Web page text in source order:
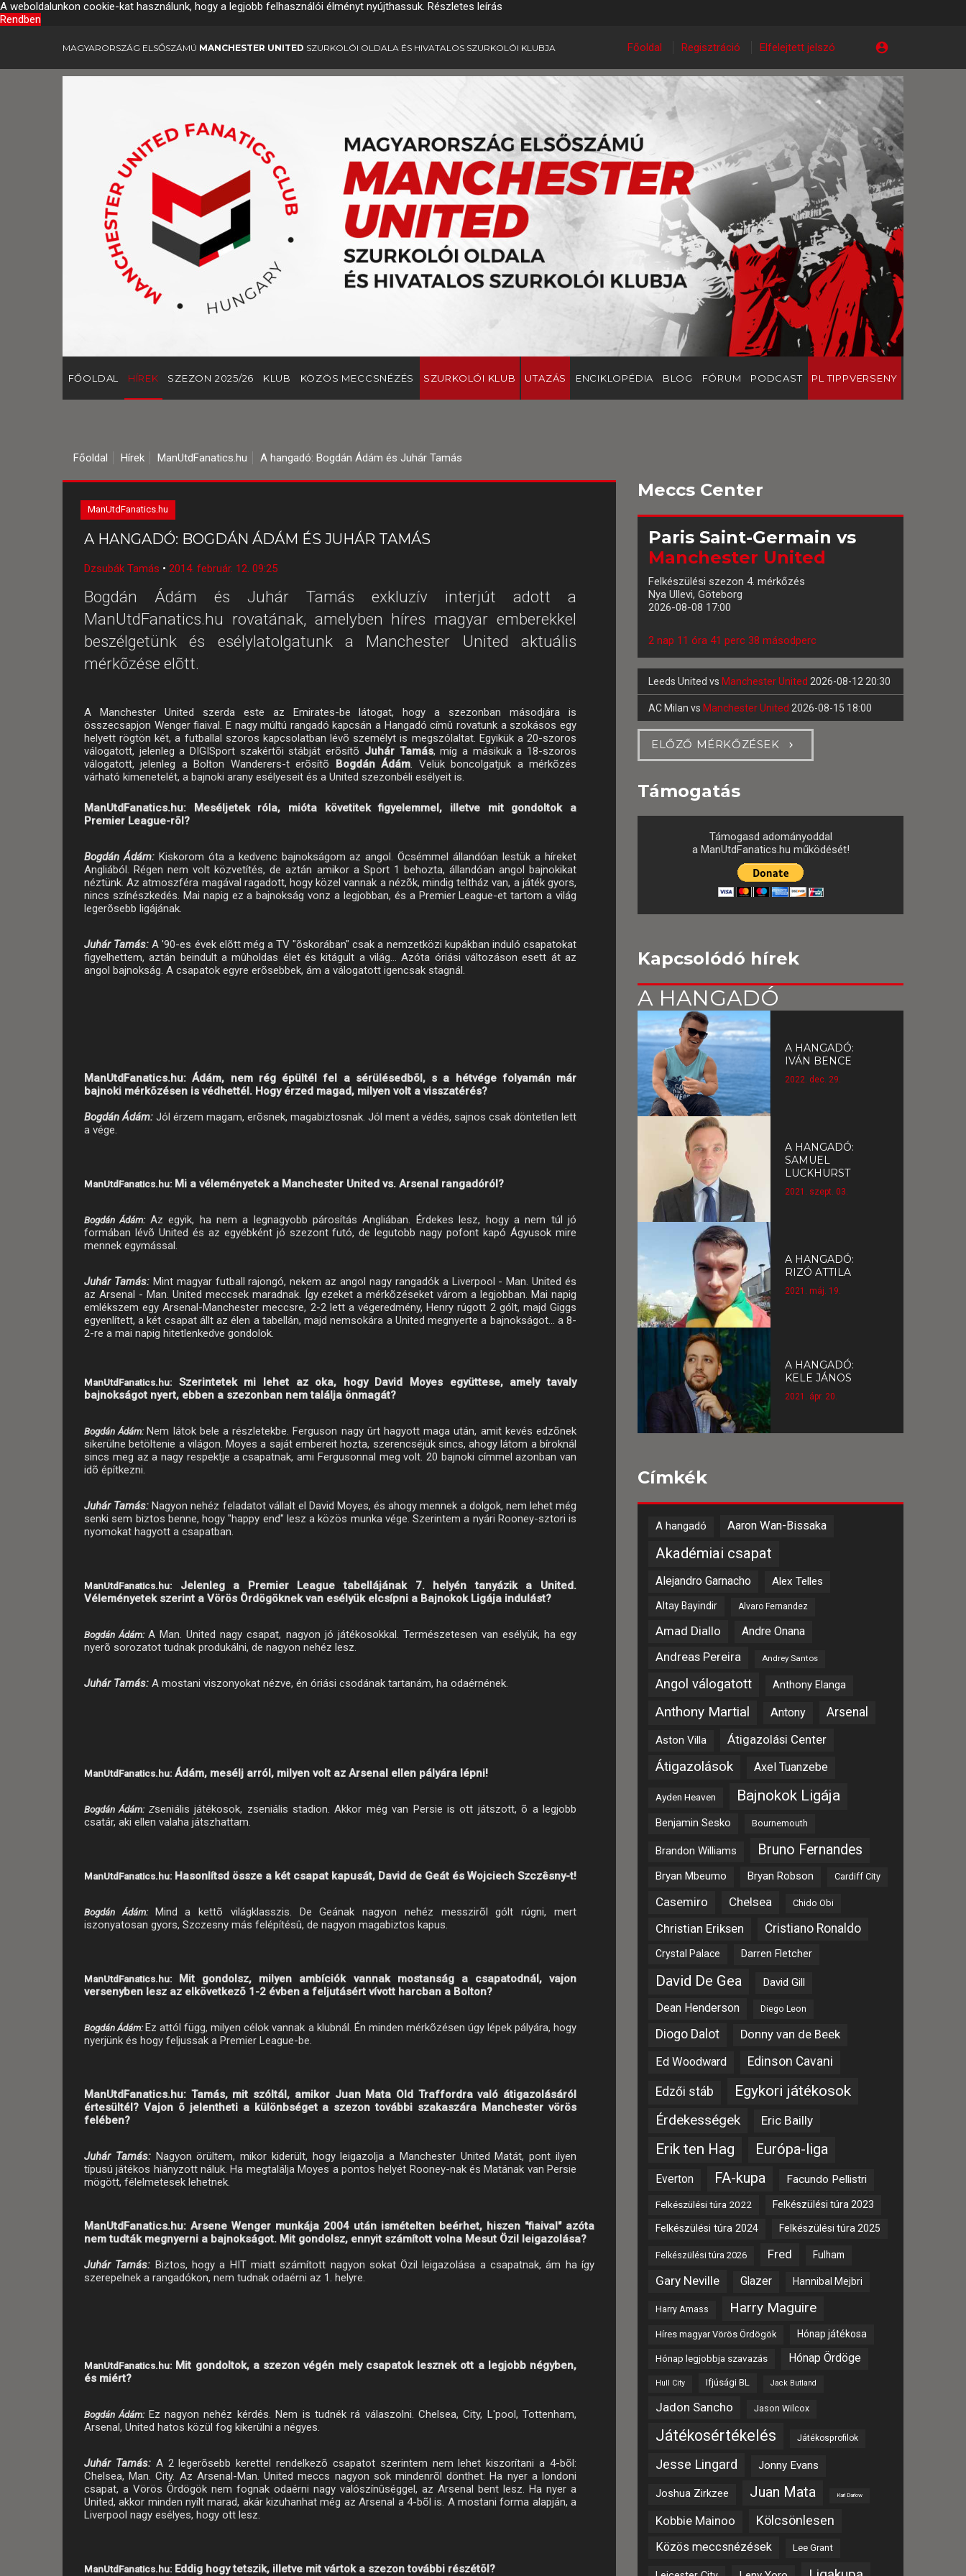
A weboldalunkon cookie-kat használunk, hogy a legjobb felhasználói élményt nyújthassuk. Részletes leírás
Rendben
MAGYARORSZÁG ELSŐSZÁMÚ MANCHESTER UNITED SZURKOLÓI OLDALA ÉS HIVATALOS SZURKOLÓI KLUBJA Főoldal Regisztráció Elfelejtett jelszó
FŐOLDAL HÍREK SZEZON 2025/26 KLUB KÖZÖS MECCSNÉZÉS SZURKOLÓI KLUB UTAZÁS ENCIKLOPÉDIA BLOG FÓRUM PODCAST PL TIPPVERSENY
Főoldal Hírek ManUtdFanatics.hu A hangadó: Bogdán Ádám és Juhár Tamás
ManUtdFanatics.hu
A HANGADÓ: BOGDÁN ÁDÁM ÉS JUHÁR TAMÁS
Dzsubák Tamás • 2014. február. 12. 09:25
Bogdán Ádám és Juhár Tamás exkluzív interjút adott a
ManUtdFanatics.hu rovatának, amelyben híres magyar emberekkel
beszélgetünk és esélylatolgatunk a Manchester United aktuális
mérkõzése elõtt.
A Manchester United szerda este az Emirates-be látogat, hogy a szezonban másodjára is
összecsapjon Wenger fiaival. E nagy múltú rangadó kapcsán a Hangadó címû rovatunk a szokásos egy
helyett rögtön két, a futballal szoros kapcsolatban lévõ személyt is megszólaltat. Egyikük a 20-szoros
válogatott, jelenleg a DIGISport szakértõi stábját erõsítõ Juhár Tamás, míg a másikuk a 18-szoros
válogatott, jelenleg a Bolton Wanderers-t erõsítõ Bogdán Ádám. Velük boncolgatjuk a mérkõzés
várható kimenetelét, a bajnoki arany esélyeseit és a United szezonbéli esélyeit is.
ManUtdFanatics.hu: Meséljetek róla, mióta követitek figyelemmel, illetve mit gondoltok a
Premier League-rõl?
Bogdán Ádám:Kiskorom óta a kedvenc bajnokságom az angol. Öcsémmel állandóan lestük a híreket
Angliából. Régen nem volt közvetítés, de aztán amikor a Sport 1 behozta, állandóan angol bajnokikat
néztünk. Az atmoszféra magával ragadott, hogy közel vannak a nézõk, mindig teltház van, a játék gyors,
nincs színészkedés. Mai napig ez a bajnokság vonz a legjobban, és a Premier League-et tartom a világ
legerõsebb ligájának.
Juhár Tamás: A '90-es évek elõtt még a TV "õskorában" csak a nemzetközi kupákban induló csapatokat
figyelhettem, aztán beindult a mûholdas élet és kitágult a világ... Azóta óriási változáson esett át az
angol bajnokság. A csapatok egyre erõsebbek, ám a válogatott igencsak stagnál.
ManUtdFanatics.hu: Ádám, nem rég épültél fel a sérülésedbõl, s a hétvége folyamán már
bajnoki mérkõzésen is védhettél. Hogy érzed magad, milyen volt a visszatérés?
Bogdán Ádám: Jól érzem magam, erõsnek, magabiztosnak. Jól ment a védés, sajnos csak döntetlen lett
a vége.
ManUtdFanatics.hu: Mi a véleményetek a Manchester United vs. Arsenal rangadóról?
Bogdán Ádám: Az egyik, ha nem a legnagyobb párosítás Angliában. Érdekes lesz, hogy a nem túl jó
formában lévõ United és az egyébként jó szezont futó, de legutobb nagy pofont kapó Ágyusok mire
mennek egymással.
Juhár Tamás:Mint magyar futball rajongó, nekem az angol nagy rangadók a Liverpool - Man. United és
az Arsenal - Man. United meccsek maradnak. Így ezeket a mérkõzéseket várom a legjobban. Mai napig
emlékszem egy Arsenal-Manchester meccsre, 2-2 lett a végeredmény, Henry rúgott 2 gólt, majd Giggs
egyenlített, a két csapat állt az élen a tabellán, majd nemsokára a United megnyerte a bajnokságot... a 8-
2-re a mai napig hitetlenkedve gondolok.
ManUtdFanatics.hu:
Szerintetek mi lehet az oka, hogy David Moyes együttese, amely tavaly
bajnokságot nyert, ebben a szezonban nem találja önmagát?
Bogdán Ádám: Nem látok bele a részletekbe. Ferguson nagy ûrt hagyott maga után, amit kevés edzõnek
sikerülne betöltenie a világon. Moyes a saját embereit hozta, szerencséjük sincs, ahogy látom a bíroknál
sincs meg az a nagy respektje a csapatnak, ami Fergusonnal meg volt. 20 bajnoki címmel azonban van
idõ építkezni.
Juhár Tamás: Nagyon nehéz feladatot vállalt el David Moyes, és ahogy mennek a dolgok, nem lehet még
senki sem biztos benne, hogy "happy end" lesz a közös munka vége. Szerintem a nyári Rooney-sztori is
nyomokat hagyott a csapatban.
ManUtdFanatics.hu:
Jelenleg a Premier League tabellájának 7. helyén tanyázik a United.
Véleményetek szerint a Vörös Ördögöknek van esélyük elcsípni a Bajnokok Ligája indulást?
Bogdán Ádám:A Man. United nagy csapat, nagyon jó játékosokkal. Természetesen van esélyük, ha egy
nyerõ sorozatot tudnak produkálni, de nagyon nehéz lesz.
Juhár Tamás: A mostani viszonyokat nézve, én óriási csodának tartanám, ha odaérnének.
ManUtdFanatics.hu: Ádám, mesélj arról, milyen volt az Arsenal ellen pályára lépni!
Bogdán Ádám: Zseniális játékosok, zseniális stadion. Akkor még van Persie is ott játszott, õ a legjobb
csatár, aki ellen valaha játszhattam.
ManUtdFanatics.hu: Hasonlítsd össze a két csapat kapusát, David de Geát és Wojciech Szczêsny-t!
Bogdán Ádám: Mind a kettõ világklasszis. De Geának nagyon nehéz messzirõl gólt rúgni, mert
iszonyatosan gyors, Szczesny más felépítésû, de nagyon magabiztos kapus.
ManUtdFanatics.hu:
Mit gondolsz, milyen ambíciók vannak mostanság a csapatodnál, vajon
versenyben lesz az elkövetkezõ 1-2 évben a feljutásért vívott harcban a Bolton?
Bogdán Ádám:Ez attól függ, milyen célok vannak a klubnál. Én minden mérkõzésen úgy lépek pályára, hogy
nyerjünk és hogy feljussak a Premier League-be.
ManUtdFanatics.hu: Tamás, mit szóltál, amikor Juan Mata Old Traffordra való átigazolásáról
értesültél? Vajon õ jelentheti a különbséget a szezon további szakaszára Manchester vörös
felében?
Juhár Tamás:Nagyon örültem, mikor kiderült, hogy leigazolja a Manchester United Matát, pont ilyen
típusú játékos hiányzott náluk. Ha megtalálja Moyes a pontos helyét Rooney-nak és Matának van Persie
mögött, félelmetesek lehetnek.
ManUtdFanatics.hu: Arsene Wenger munkája 2004 után ismételten beérhet, hiszen "fiaival" azóta
nem tudták megnyerni a bajnokságot. Mit gondolsz, ennyit számított volna Mesut Özil leigazolása?
Juhár Tamás: Biztos, hogy a HIT miatt számított nagyon sokat Özil leigazolása a csapatnak, ám ha így
szerepelnek a rangadókon, nem tudnak odaérni az 1. helyre.
ManUtdFanatics.hu: Mit gondoltok, a szezon végén mely csapatok lesznek ott a legjobb négyben,
és miért?
Bogdán Ádám: Ez nagyon nehéz kérdés. Nem is tudnék rá válaszolni. Chelsea, City, L'pool, Tottenham,
Arsenal, United hatos közül fog kikerülni a négyes.
Juhár Tamás:A 2 legerõsebb kerettel rendelkezõ csapatot szerintem nem lehet kiszorítani a 4-bõl:
Chelsea, Man. City. Az Arsenal-Man. United meccs nagyon sok mindenrõl dönthet: Ha nyer a londoni
csapat, a Vörös Ördögök nem fognak odaérni nagy valószínûséggel, az Arsenal bent lesz. Ha nyer a
United, akkor minden nyílt marad, akár kizuhanhat még az Arsenal a 4-bõl is. A mostani forma alapján, a
Liverpool nagy esélyes, hogy ott lesz.
ManUtdFanatics.hu: Eddig hogy tetszik, illetve mit vártok a szezon további részétõl?
Meccs Center
Paris Saint-Germain vs
Manchester United
Felkészülési szezon 4. mérkőzés
Nya Ullevi, Göteborg
2026-08-08 17:00
2 nap 11 óra 41 perc 37 másodperc
Leeds United vs Manchester United 2026-08-12 20:30
AC Milan vs Manchester United 2026-08-15 18:00
ELŐZŐ MÉRKŐZÉSEK
Támogatás
Támogasd adományoddal
a ManUtdFanatics.hu működését!
Kapcsolódó hírek
A HANGADÓ
A HANGADÓ:
IVÁN BENCE
2022. dec. 29.
A HANGADÓ:
SAMUEL
LUCKHURST
2021. szept. 03.
A HANGADÓ:
RIZÓ ATTILA
2021. máj. 19.
A HANGADÓ:
KELE JÁNOS
2021. ápr. 20.
Címkék
A hangadó Aaron Wan-Bissaka
Akadémiai csapat
Alejandro Garnacho Alex Telles
Altay Bayindir Alvaro Fernandez
Amad Diallo
Andre Onana
Andreas Pereira
Andrey Santos
Angol válogatott Anthony Elanga
Anthony Martial Antony Arsenal
Aston Villa Átigazolási Center
Átigazolások Axel Tuanzebe
Ayden Heaven Bajnokok Ligája
Benjamin Sesko Bournemouth
Brandon Williams Bruno Fernandes
Bryan Mbeumo Bryan Robson Cardiff City
Casemiro Chelsea Chido Obi
Christian Eriksen Cristiano Ronaldo
Crystal Palace Darren Fletcher
David De Gea David Gill
Dean Henderson Diego Leon
Diogo Dalot
Donny van de Beek
Ed Woodward
Edinson Cavani
Edzői stáb Egykori játékosok
Érdekességek Eric Bailly
Erik ten Hag Európa-liga
Everton FA-kupa Facundo Pellistri
Felkészülési túra 2022 Felkészülési túra 2023
Felkészülési túra 2024 Felkészülési túra 2025
Felkészülési túra 2026 Fred Fulham
Gary Neville Glazer Hannibal Mejbri
Harry Amass Harry Maguire
Híres magyar Vörös Ördögök Hónap játékosa
Hónap legjobbja szavazás Hónap Ördöge
Hull City Ifjúsági BL Jack Butland
Jadon Sancho Jason Wilcox
Játékosértékelés Játékosprofilok
Jesse Lingard Jonny Evans
Joshua Zirkzee Juan Mata Karl Darlow
Kobbie Mainoo Kölcsönlesen
Közös meccsnézések Lee Grant